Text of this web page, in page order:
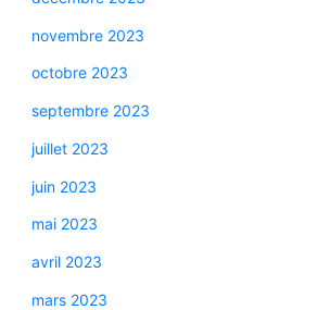
novembre 2023
octobre 2023
septembre 2023
juillet 2023
juin 2023
mai 2023
avril 2023
mars 2023